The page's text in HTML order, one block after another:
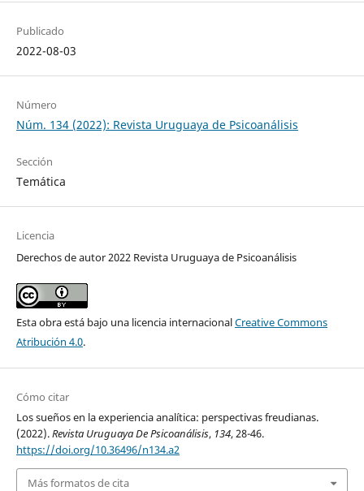
Publicado
2022-08-03
Número
Núm. 134 (2022): Revista Uruguaya de Psicoanálisis
Sección
Temática
Licencia
Derechos de autor 2022 Revista Uruguaya de Psicoanálisis
Esta obra está bajo una licencia internacionalCreative Commons
Atribución 4.0.
Cómo citar
Los sueños en la experiencia analítica: perspectivas freudianas.
(2022).Revista Uruguaya De Psicoanálisis, 134, 28-46.
https://doi.org/10.36496/n134.a2
Más formatos de cita